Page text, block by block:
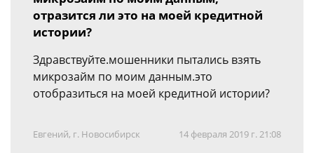
отразится ли это на моей кредитной
истории?
Здравствуйте.мошенники пытались взять
микрозайм по моим данным.это
отобразиться на моей кредитной истории?
Евгений, г. Новосибирск 14 февраля 2019 г. 21:08